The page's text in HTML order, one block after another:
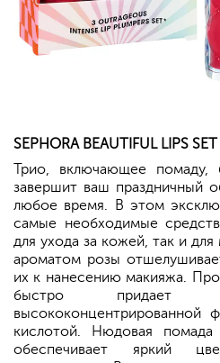
SEPHORA BEAUTIFUL LIPS SET
Трио, включающее помаду,
завершит ваш праздничный
любое время. В этом
самые необходимые
для ухода за кожей, так и
ароматом розы
их к нанесению макияжа.
быстро придает
высококонцентрированной
кислотой. Нюдовая
обеспечивает яркий